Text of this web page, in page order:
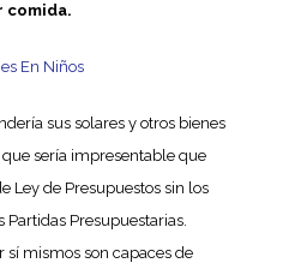
comida.
En Niños
sus solares y otros bienes
sería impresentable que
Ley de Presupuestos sin los
Partidas Presupuestarias.
mismos son capaces de